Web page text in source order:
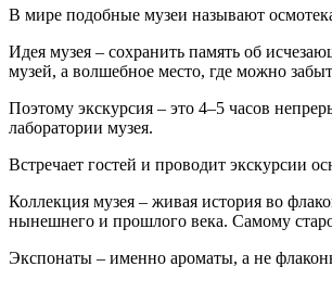
В мире подобные музеи называют
Идея музея – сохранить память об
музей, а волшебное место, где можно
Поэтому экскурсия – это 4–5 часов
лаборатории музея.
Встречает гостей и проводит экскурсии
Коллекция музея – живая история во
нынешнего и прошлого века. Самому
Экспонаты – именно ароматы, а не